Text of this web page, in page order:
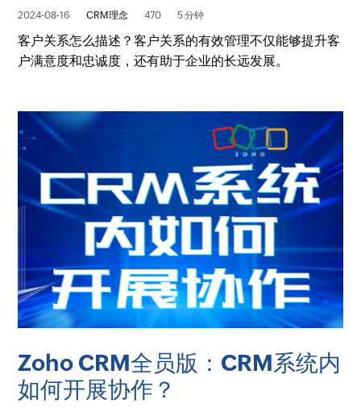
2024-08-16 CRM理念 470 5 分钟
客户关系怎么描述？客户关系的有效管理不仅能够提升客
户满意度和忠诚度，还有助于企业的长远发展。
Zoho CRM全员版：CRM系统内
如何开展协作？